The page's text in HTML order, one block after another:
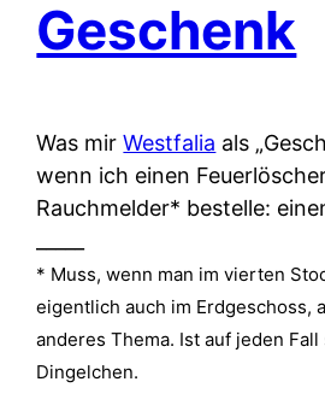
Geschenk
Was mirWestfalia als
wenn ich einen
Rauchmelder* bestelle:
* Muss, wenn man im vierten
eigentlich auch im Erdgeschoss,
anderes Thema. Ist auf jeden
Dingelchen.